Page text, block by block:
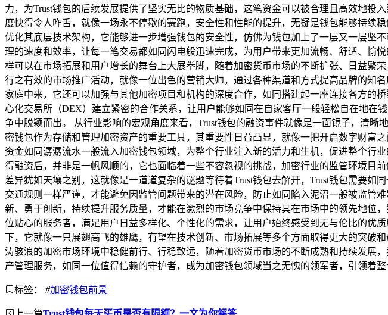
力，为Trust钱包的后续发展提供了坚实无比的物质基础，这笔资金可以被合理且高效地
度快得令人咋舌，就像一场永不停歇的赛跑，安全性和性能的提升，无疑是钱包能够持续
优化其底层技术架构，它能够进一步增强钱包的安全性，仿佛为钱包加上了一层又一层坚
理的速度和效率，让每一笔交易都如同闪电般迅速完成，为用户带来更加流畅、舒适、愉
样可以在市场拓展和用户增长的舞台上大展拳脚，随着加密货币市场的不断扩张、日益繁
行之有效的市场推广活动，就像一位出色的营销大师，通过各种渠道和方式提高品牌的知
家庭中来，它还可以加强与其他加密项目和机构的深度合作，如同搭建起一座连接各方的
心化交易所（DEX）建立紧密的合作关系，让用户能够如同在自家客厅一般轻松自在地在
争中脱颖而出。 从行业影响的宏观角度来看，Trust钱包的融资事件就像是一面镜子，清
密钱包作为存储和管理加密资产的重要工具，其重要性日益凸显，就像一把开启数字财富
资金如同潺潺流水一般流入加密钱包领域，为整个行业注入新的活力和生机，促进整个行
得融资后，并非是一帆风顺的，它也面临着一些不容忽视的挑战，加密行业的监管环境目
差异犹如天壤之别，这就像是一道道复杂的谜题等待着Trust钱包去解开，Trust钱包需要
交通规则一样严谨，才能避免因监管问题带来的潜在风险，防止如同陷入泥沼一般被监管
新、勇于创新，持续提升服务质量，才能在激烈的市场竞争中保持其在市场中的领先地位
位贴心的服务者，满足用户日益多样化、个性化的需求，让用户始终感受到无与伦比的优
下，它就像一只展翅高飞的雄鹰，有望在技术创新、市场拓展等多个方面取得更大的突破
涛骇浪的加密市场环境中稳健前行、行稳致远，随着加密货币市场的不断成熟和持续发展
产管理服务，如同一位值得信赖的守护者，成为加密钱包领域当之无愧的领军者，引领着
标签： #加密钱包前景